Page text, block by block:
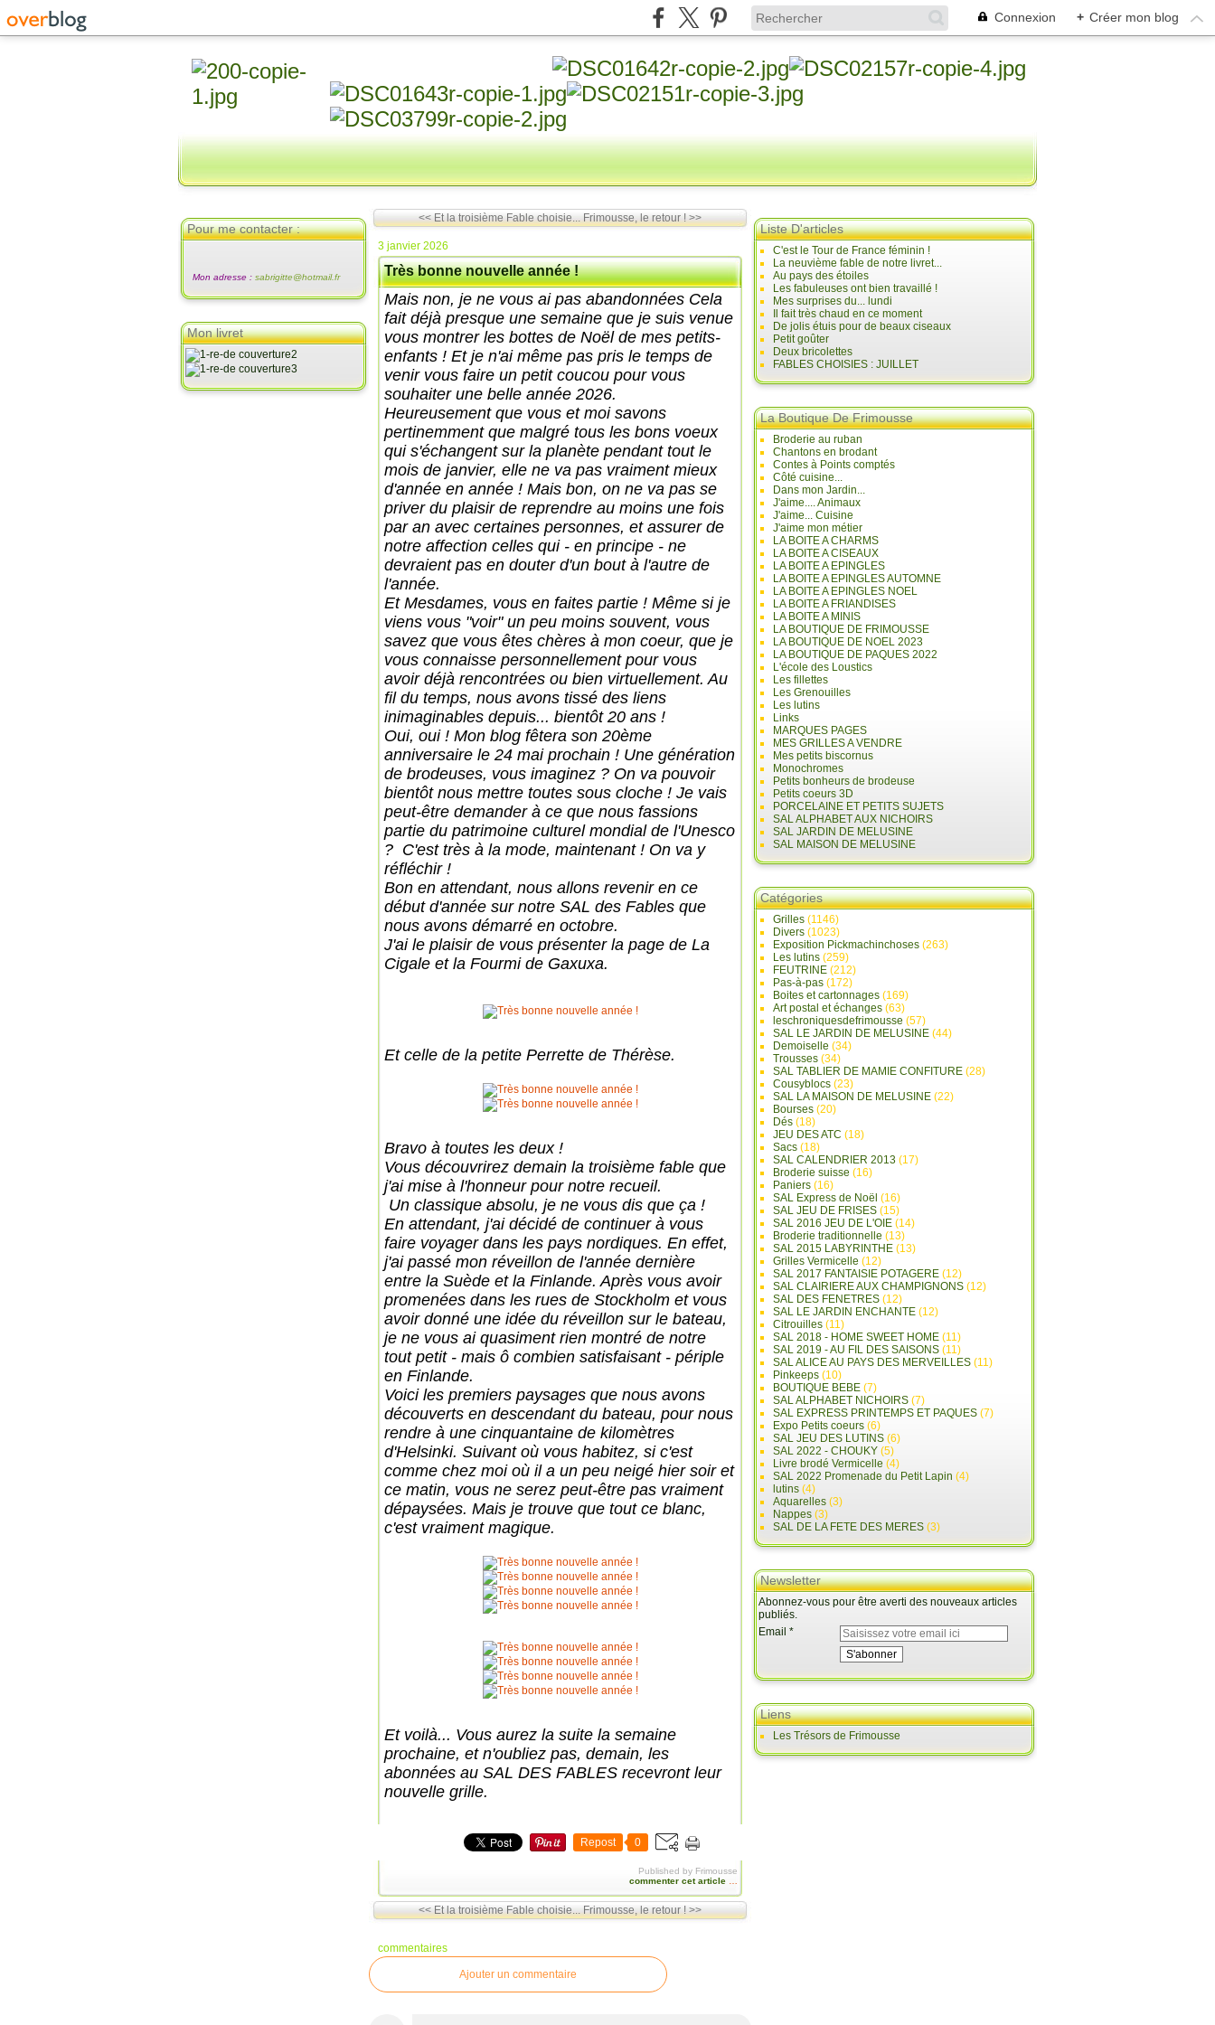
Connexion + Créer mon blog
Pour me contacter :
Mon adresse : sabrigitte@hotmail.fr
Mon livret
<< Et la troisième Fable choisie... Frimousse, le retour ! >>
3 janvier 2026
Très bonne nouvelle année !
Mais non, je ne vous ai pas abandonnées Cela
fait déjà presque une semaine que je suis venue
vous montrer les bottes de Noël de mes petits-
enfants ! Et je n'ai même pas pris le temps de
venir vous faire un petit coucou pour vous
souhaiter une belle année 2026.
Heureusement que vous et moi savons
pertinemment que malgré tous les bons voeux
qui s'échangent sur la planète pendant tout le
mois de janvier, elle ne va pas vraiment mieux
d'année en année ! Mais bon, on ne va pas se
priver du plaisir de reprendre au moins une fois
par an avec certaines personnes, et assurer de
notre affection celles qui - en principe - ne
devraient pas en douter d'un bout à l'autre de
l'année.
Et Mesdames, vous en faites partie ! Même si je
viens vous "voir" un peu moins souvent, vous
savez que vous êtes chères à mon coeur, que je
vous connaisse personnellement pour vous
avoir déjà rencontrées ou bien virtuellement. Au
fil du temps, nous avons tissé des liens
inimaginables depuis... bientôt 20 ans !
Oui, oui ! Mon blog fêtera son 20ème
anniversaire le 24 mai prochain ! Une génération
de brodeuses, vous imaginez ? On va pouvoir
bientôt nous mettre toutes sous cloche ! Je vais
peut-être demander à ce que nous fassions
partie du patrimoine culturel mondial de l'Unesco
? C'est très à la mode, maintenant ! On va y
réfléchir !
Bon en attendant, nous allons revenir en ce
début d'année sur notre SAL des Fables que
nous avons démarré en octobre.
J'ai le plaisir de vous présenter la page de La
Cigale et la Fourmi de Gaxuxa.
Et celle de la petite Perrette de Thérèse.
Bravo à toutes les deux !
Vous découvrirez demain la troisième fable que
j'ai mise à l'honneur pour notre recueil.
Un classique absolu, je ne vous dis que ça !
En attendant, j'ai décidé de continuer à vous
faire voyager dans les pays nordiques. En effet,
j'ai passé mon réveillon de l'année dernière
entre la Suède et la Finlande. Après vous avoir
promenées dans les rues de Stockholm et vous
avoir donné une idée du réveillon sur le bateau,
je ne vous ai quasiment rien montré de notre
tout petit - mais ô combien satisfaisant - périple
en Finlande.
Voici les premiers paysages que nous avons
découverts en descendant du bateau, pour nous
rendre à une cinquantaine de kilomètres
d'Helsinki. Suivant où vous habitez, si c'est
comme chez moi où il a un peu neigé hier soir et
ce matin, vous ne serez peut-être pas vraiment
dépaysées. Mais je trouve que tout ce blanc,
c'est vraiment magique.
Et voilà... Vous aurez la suite la semaine
prochaine, et n'oubliez pas, demain, les
abonnées au SAL DES FABLES recevront leur
nouvelle grille.
Repost 0
Published by Frimousse
commenter cet article
<< Et la troisième Fable choisie... Frimousse, le retour ! >>
commentaires
Ajouter un commentaire
Liste D'articles
C'est le Tour de France féminin !
La neuvième fable de notre livret...
Au pays des étoiles
Les fabuleuses ont bien travaillé !
Mes surprises du... lundi
Il fait très chaud en ce moment
De jolis étuis pour de beaux ciseaux
Petit goûter
Deux bricolettes
FABLES CHOISIES : JUILLET
La Boutique De Frimousse
Broderie au ruban
Chantons en brodant
Contes à Points comptés
Côté cuisine...
Dans mon Jardin...
J'aime.... Animaux
J'aime... Cuisine
J'aime mon métier
LA BOITE A CHARMS
LA BOITE A CISEAUX
LA BOITE A EPINGLES
LA BOITE A EPINGLES AUTOMNE
LA BOITE A EPINGLES NOEL
LA BOITE A FRIANDISES
LA BOITE A MINIS
LA BOUTIQUE DE FRIMOUSSE
LA BOUTIQUE DE NOEL 2023
LA BOUTIQUE DE PAQUES 2022
L'école des Loustics
Les fillettes
Les Grenouilles
Les lutins
Links
MARQUES PAGES
MES GRILLES A VENDRE
Mes petits biscornus
Monochromes
Petits bonheurs de brodeuse
Petits coeurs 3D
PORCELAINE ET PETITS SUJETS
SAL ALPHABET AUX NICHOIRS
SAL JARDIN DE MELUSINE
SAL MAISON DE MELUSINE
Catégories
Grilles (1146)
Divers (1023)
Exposition Pickmachinchoses (263)
Les lutins (259)
FEUTRINE (212)
Pas-à-pas (172)
Boites et cartonnages (169)
Art postal et échanges (63)
leschroniquesdefrimousse (57)
SAL LE JARDIN DE MELUSINE (44)
Demoiselle (34)
Trousses (34)
SAL TABLIER DE MAMIE CONFITURE (28)
Cousyblocs (23)
SAL LA MAISON DE MELUSINE (22)
Bourses (20)
Dés (18)
JEU DES ATC (18)
Sacs (18)
SAL CALENDRIER 2013 (17)
Broderie suisse (16)
Paniers (16)
SAL Express de Noël (16)
SAL JEU DE FRISES (15)
SAL 2016 JEU DE L'OIE (14)
Broderie traditionnelle (13)
SAL 2015 LABYRINTHE (13)
Grilles Vermicelle (12)
SAL 2017 FANTAISIE POTAGERE (12)
SAL CLAIRIERE AUX CHAMPIGNONS (12)
SAL DES FENETRES (12)
SAL LE JARDIN ENCHANTE (12)
Citrouilles (11)
SAL 2018 - HOME SWEET HOME (11)
SAL 2019 - AU FIL DES SAISONS (11)
SAL ALICE AU PAYS DES MERVEILLES (11)
Pinkeeps (10)
BOUTIQUE BEBE (7)
SAL ALPHABET NICHOIRS (7)
SAL EXPRESS PRINTEMPS ET PAQUES (7)
Expo Petits coeurs (6)
SAL JEU DES LUTINS (6)
SAL 2022 - CHOUKY (5)
Livre brodé Vermicelle (4)
SAL 2022 Promenade du Petit Lapin (4)
lutins (4)
Aquarelles (3)
Nappes (3)
SAL DE LA FETE DES MERES (3)
Newsletter
Abonnez-vous pour être averti des nouveaux articles
publiés.
Email
Liens
Les Trésors de Frimousse